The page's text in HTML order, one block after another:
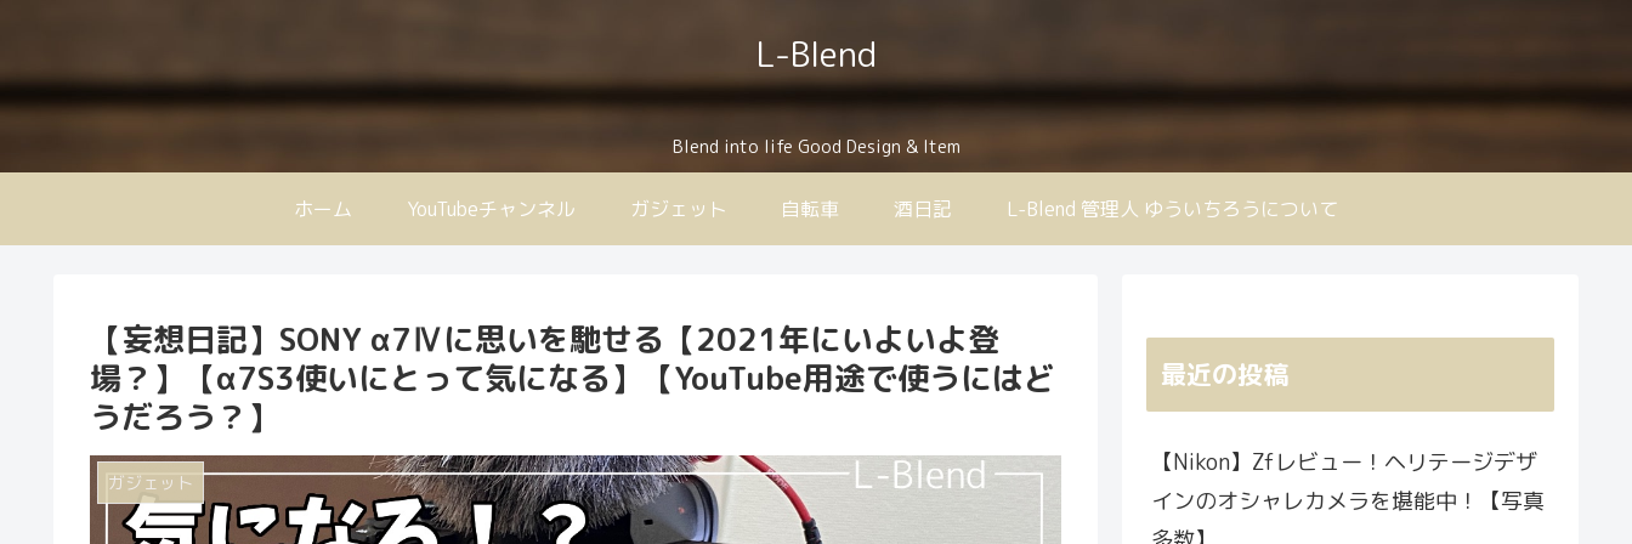
L-Blend
Blend into life Good Design & Item
ホーム YouTubeチャンネル ガジェット 自転車 酒日記 L-Blend 管理人 ゆういちろうについて
【妄想日記】SONY α7Ⅳに思いを馳せる【2021年にいよいよ登
場？】【α7S3使いにとって気になる】【YouTube用途で使うにはど
うだろう？】
ガジェット
最近の投稿
【Nikon】Zfレビュー！ヘリテージデザ
インのオシャレカメラを堪能中！【写真